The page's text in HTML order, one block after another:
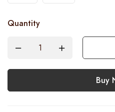
Quantity
Buy